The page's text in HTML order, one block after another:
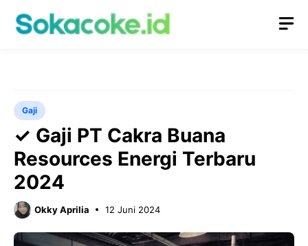
Gaji
✓ Gaji PT Cakra Buana
Resources Energi Terbaru
2024
Okky Aprilia 12 Juni 2024